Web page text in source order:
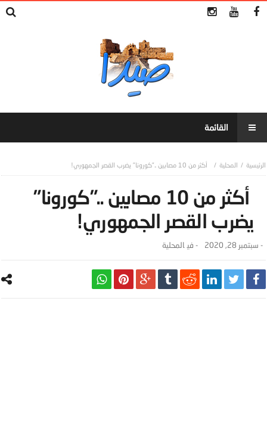
المحلية ‏ أكثر من 10 مصابين ..”كورونا” يضرب القصر الجمهوري!‏
‏ أكثر من 10 مصابين ..”كورونا”
يضرب القصر الجمهوري!‏
- سبتمبر 28, 2020 - ‎في المحلية